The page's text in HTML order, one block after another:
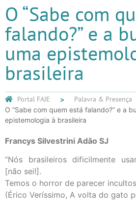
O “Sabe com
falando?” e a
uma
brasileira
Portal FAJE Palavra & Presença
O “Sabe com quem está falando?” e a
epistemologia à brasileira
Francys Silvestrini Adão SJ
“Nós brasileiros dificilmente
[não sei!].
Temos o horror de parecer
(Érico Veríssimo, A volta do gato